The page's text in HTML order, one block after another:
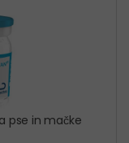
pse in mačke